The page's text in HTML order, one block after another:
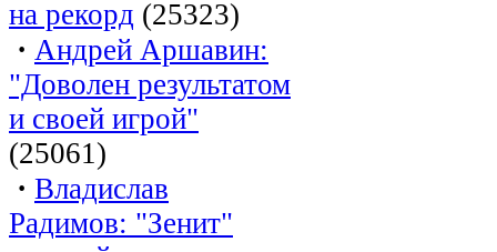
на рекорд (25323)
· Андрей Аршавин:
"Доволен результатом
и своей игрой"
(25061)
· Владислав
Радимов: "Зенит"